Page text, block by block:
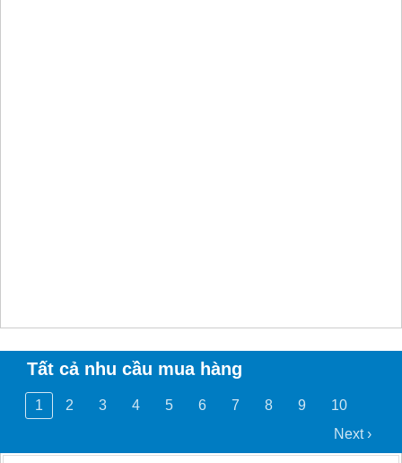
Tất cả nhu cầu mua hàng
1 2 3 4 5 6 7 8 9
10
Next ›